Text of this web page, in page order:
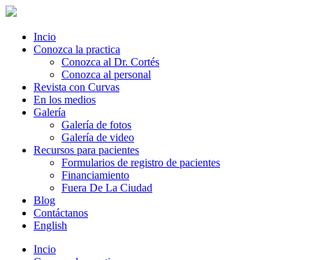
Incio
Conozca la practica
Conozca al Dr. Cortés
Conozca al personal
Revista con Curvas
En los medios
Galería
Galería de fotos
Galería de video
Recursos para pacientes
Formularios de registro de pacientes
Financiamiento
Fuera De La Ciudad
Blog
Contáctanos
English
Incio